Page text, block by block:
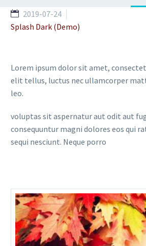
2019-07-24
Splash Dark (Demo)
Lorem ipsum dolor sit amet,
elit tellus, luctus nec ullamcorper
leo.
voluptas sit aspernatur aut odit aut
consequuntur magni dolores eos qui
sequi nesciunt. Neque porro